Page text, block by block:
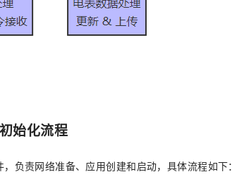
始化流程
负责网络准备、应用创建和启动，具体流程如下：